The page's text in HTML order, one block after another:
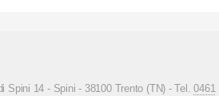
Spini 14 - Spini - 38100 Trento (TN) - Tel.0461